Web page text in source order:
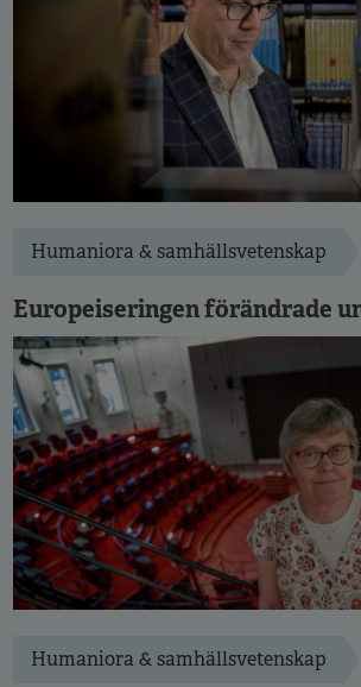
Humaniora & samhällsvetenskap
Europeiseringen förändrade
Humaniora & samhällsvetenskap